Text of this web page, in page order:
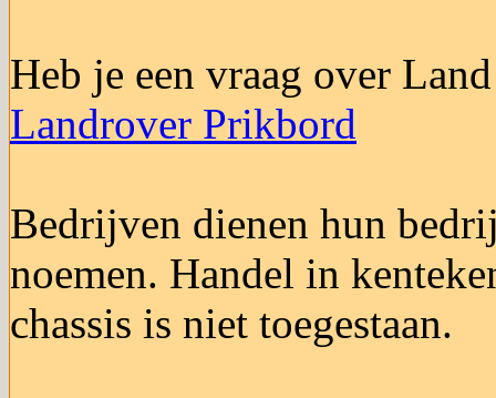
Heb je een vraag over
Landrover Prikbord
Bedrijven dienen hun
noemen. Handel in
chassis is niet toegestaan.